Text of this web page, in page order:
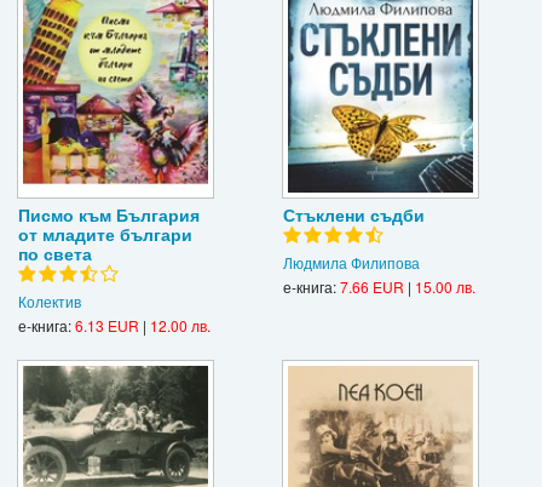
Писмо към България
от младите българи
по света
Колектив
е-книга:6.13 EUR | 12.00 лв.
Стъклени съдби
Людмила Филипова
е-книга:7.66 EUR | 15.00 лв.